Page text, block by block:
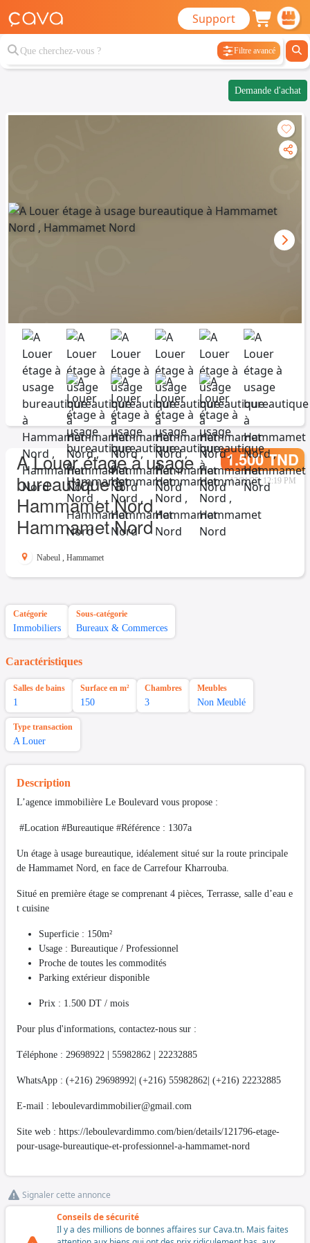
Support
Filtre avancé
Demande d'achat
A Louer étage à usage
bureautique à
Hammamet Nord ,
Hammamet Nord
1.500 TND
12/31/25, 12:19 PM
Nabeul , Hammamet
Catégorie
Immobiliers
Sous-catégorie
Bureaux & Commerces
Caractéristiques
Salles de bains
1
Surface en m²
150
Chambres
3
Meubles
Non Meublé
Type transaction
A Louer
Description
L’agence immobilière Le Boulevard vous propose :
#Location #Bureautique #Référence : 1307a
Un étage à usage bureautique, idéalement situé sur la route principale
de Hammamet Nord, en face de Carrefour Kharrouba.
Situé en première étage se comprenant 4 pièces, Terrasse, salle d’eau e
t cuisine
Superficie : 150m²
Usage : Bureautique / Professionnel
Proche de toutes les commodités
Parking extérieur disponible
Prix : 1.500 DT / mois
Pour plus d'informations, contactez-nous sur :
Téléphone : 29698922 | 55982862 | 22232885
WhatsApp : (+216) 29698992| (+216) 55982862| (+216) 22232885
E-mail : leboulevardimmobilier@gmail.com
Site web : https://leboulevardimmo.com/bien/details/121796-etage-
pour-usage-bureautique-et-professionnel-a-hammamet-nord
Signaler cette annonce
Conseils de sécurité
Il y a des millions de bonnes affaires sur Cava.tn. Mais faites